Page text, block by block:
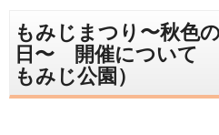
もみじまつり〜秋色
日〜 開催について
もみじ公園）